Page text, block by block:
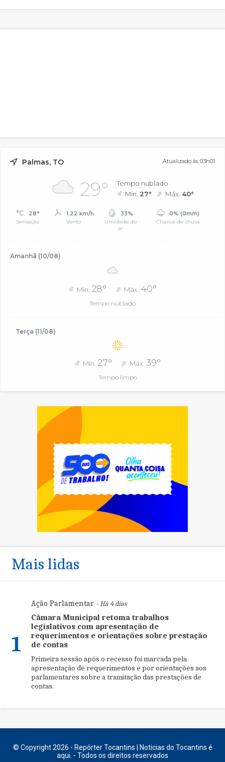
Palmas, TO Atualizado às 03h01
29°
Tempo nublado
Mín. 27° Máx. 40°
28°
Sensação
1.22 km/h
Vento
33%
Umidade do
ar
0% (0mm)
Chance de chuva
Amanhã (10/08)
Mín. 28° Máx. 40°
Tempo nublado
Terça (11/08)
Mín. 27° Máx.39°
Tempo limpo
Mais lidas
1
Ação Parlamentar - Há 4 dias
Câmara Municipal retoma trabalhos
legislativos com apresentação de
requerimentos e orientações sobre prestação
de contas
Primeira sessão após o recesso foi marcada pela
apresentação de requerimentos e por orientações aos
parlamentares sobre a tramitação das prestações de
contas.
© Copyright 2026 - Repórter Tocantins | Noticias do Tocantins é
aqui. - Todos os direitos reservados